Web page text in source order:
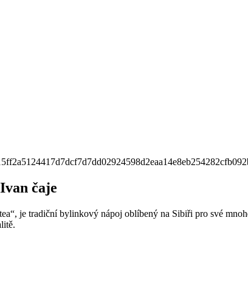
čaje
je tradiční bylinkový nápoj oblíbený na Sibiři pro své